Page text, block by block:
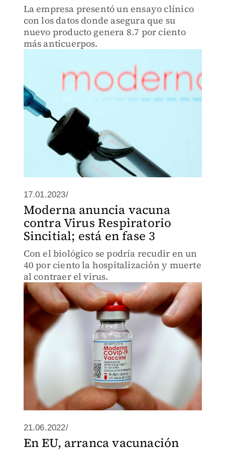
La empresa presentó un ensayo clínico
con los datos donde asegura que su
nuevo producto genera 8.7 por ciento
más anticuerpos.
17.01.2023/
Moderna anuncia vacuna
contra Virus Respiratorio
Sincitial; está en fase 3
Con el biológico se podría recudir en un
40 por ciento la hospitalización y muerte
al contraer el virus.
21.06.2022/
En EU, arranca vacunación